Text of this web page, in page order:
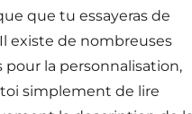
que tu essayeras de
existe de nombreuses
pour la personnalisation,
simplement de lire